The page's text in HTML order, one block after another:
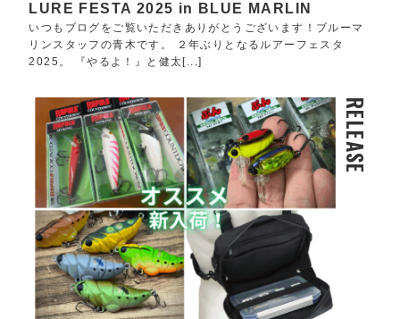
LURE FESTA 2025 in BLUE MARLIN
いつもブログをご覧いただきありがとうございます！ブルーマ
リンスタッフの青木です。 ２年ぶりとなるルアーフェスタ
2025。 『やるよ！』と健太[...]
RELEASE